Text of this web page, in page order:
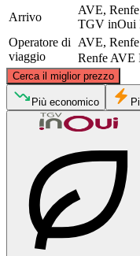
Arrivo
AVE,
TGV inOui
Operatore di
viaggio
AVE,
Renfe AVE
Cerca il miglior prezzo
Più economico